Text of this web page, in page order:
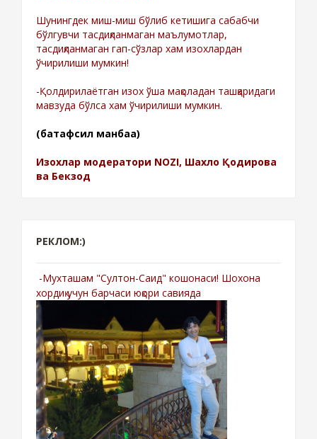
Шунингдек миш-миш бўлиб кетишига сабабчи
бўлгувчи тасдиқланмаган маълумотлар,
тасдиқланмаган гап-сўзлар хам изохлардан
ўчирилиши мумкин!
-Қолдирилаётган изох ўша мақоладан ташқаридаги
мавзуда бўлса хам ўчирилиши мумкин.
(батафсил манбаа)
Изохлар модератори NOZI, Шахло Қодирова
ва Бекзод
РЕКЛОМ:)
-Мухташам "Султон-Саид" кошонаси! Шохона
хордиқ учун барчаси юқори савияда